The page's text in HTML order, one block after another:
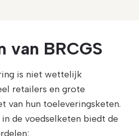
van BRCGS
is niet wettelijk
retailers en grote
van hun toeleveringsketen.
de voedselketen biedt de